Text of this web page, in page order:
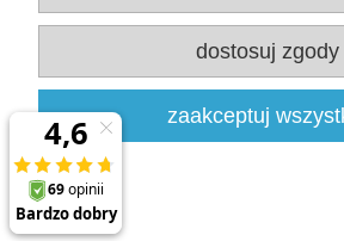
Użytkowanie sklepu
wykorzystywanie plików
informacje wPolityce
NIP: 7281437599 | REGON: 361478800 |
med.pl
dostosuj zgody
zaakceptuj